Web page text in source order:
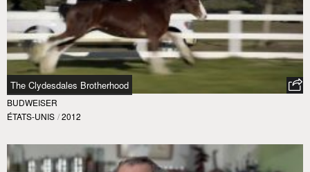
The Clydesdales Brotherhood
BUDWEISER
ÉTATS-UNIS / 2012